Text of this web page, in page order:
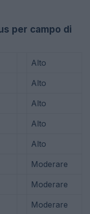
per campo di
Alto
Alto
Alto
Alto
Alto
Moderare
Moderare
Moderare